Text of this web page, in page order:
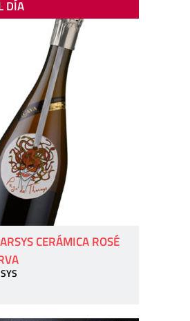
DÍA
CERÁMICA ROSÉ